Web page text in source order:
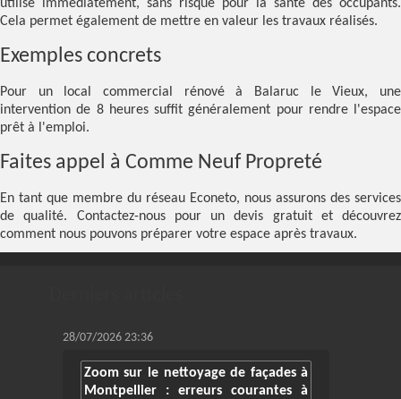
utilisé immédiatement, sans risque pour la santé des occupants.
Cela permet également de mettre en valeur les travaux réalisés.
Exemples concrets
Pour un local commercial rénové à Balaruc le Vieux, une
intervention de 8 heures suffit généralement pour rendre l'espace
prêt à l'emploi.
Faites appel à Comme Neuf Propreté
En tant que membre du réseau Econeto, nous assurons des services
de qualité. Contactez-nous pour un devis gratuit et découvrez
comment nous pouvons préparer votre espace après travaux.
28/07/2026 23:36
Zoom sur le nettoyage de façades à
Montpellier : erreurs courantes à